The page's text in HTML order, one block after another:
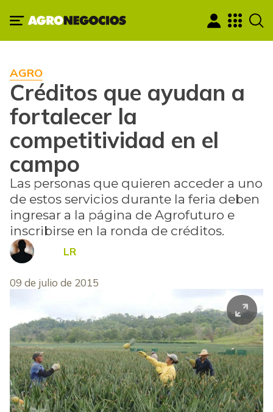
AGRO
Créditos que ayudan a
fortalecer la
competitividad en el
campo
Las personas que quieren acceder a uno
de estos servicios durante la feria deben
ingresar a la página de Agrofuturo e
inscribirse en la ronda de créditos.
LR
09 de julio de 2015